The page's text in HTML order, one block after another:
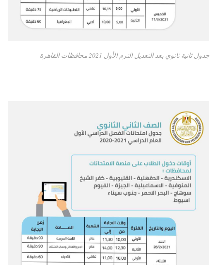
جدول ثانية ثانوي بعد التعديل الترم الأول 2021 محافظات القاهرة